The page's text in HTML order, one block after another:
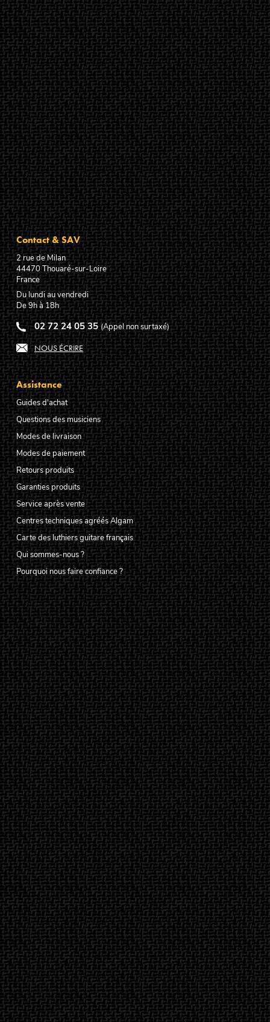
Contact & SAV
2 rue de Milan
44470Thouaré-sur-Loire
France
Du lundi au vendredi
De 9h à 18h
02 72 24 05 35 (Appel non surtaxé)
NOUS ÉCRIRE
Assistance
Guides d'achat
Questions des musiciens
Modes de livraison
Modes de paiement
Retours produits
Garanties produits
Service après vente
Centres techniques agréés Algam
Carte des luthiers guitare français
Qui sommes-nous ?
Pourquoi nous faire confiance ?